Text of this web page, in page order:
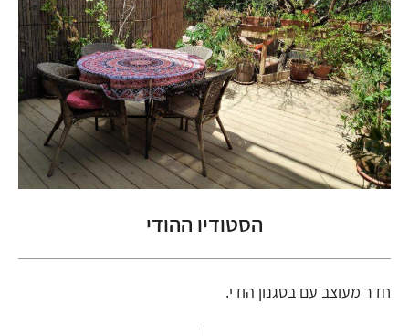
הסטודיו ההודי
חדר מעוצב עם בסגנון הודי.